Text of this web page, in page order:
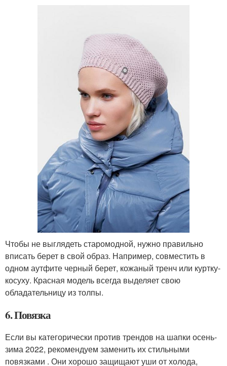
Чтобы не выглядеть старомодной, нужно правильно
вписать берет в свой образ. Например, совместить в
одном аутфите черный берет, кожаный тренч или куртку-
косуху. Красная модель всегда выделяет свою
обладательницу из толпы.
6. Повязка
Если вы категорически против трендов на шапки осень-
зима 2022, рекомендуем заменить их стильными
повязками . Они хорошо защищают уши от холода,